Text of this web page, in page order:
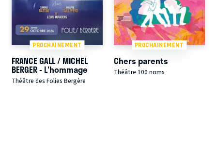
PROCHAINEMENT
FRANCE GALL / MICHEL
BERGER - L'hommage
Théâtre des Folies Bergère
PROCHAINEMENT
Chers parents
Théâtre 100 noms